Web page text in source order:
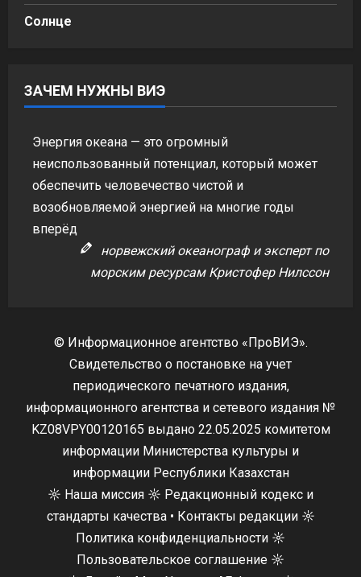
Солнце
ЗАЧЕМ НУЖНЫ ВИЭ
Энергия океана — это огромный
неиспользованный потенциал, который может
обеспечить человечество чистой и
возобновляемой энергией на многие годы
вперёд
норвежский океанограф и эксперт по
морским ресурсам Кристофер Нилссон
© Информационное агентство «ПроВИЭ».
Свидетельство о постановке на учет
периодического печатного издания,
информационного агентства и сетевого издания №
KZ08VPY00120165 выдано 22.05.2025 комитетом
информации Министерства культуры и
информации Республики Казахстан
☼ Наша миссия ☼ Редакционный кодекс и
стандарты качества• Контакты редакции☼
Политика конфиденциальности ☼
Пользовательское соглашение ☼